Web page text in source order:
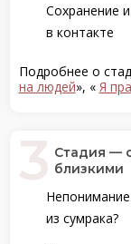
Сохранение
в контакте
Подробнее о
на людей», « Я
Стадия —
близкими
из сумрака?